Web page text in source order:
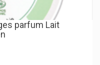
parfum Lait